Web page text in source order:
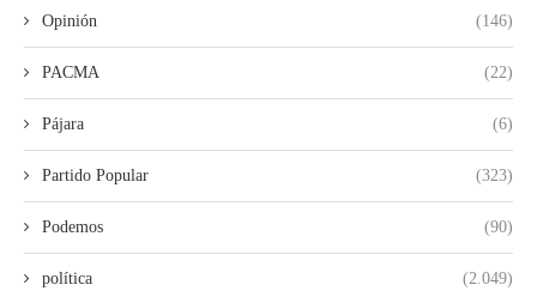
Opinión (146)
PACMA (22)
Pájara (6)
Partido Popular (323)
Podemos (90)
política (2.049)